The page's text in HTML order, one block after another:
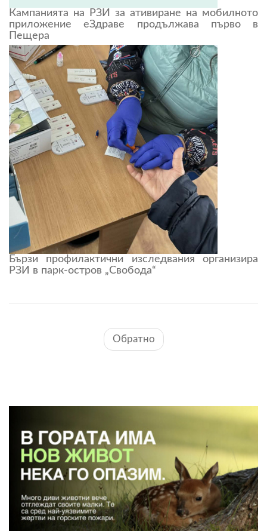
Кампанията на РЗИ за ативиране на мобилното
приложение еЗдраве продължава първо в
Пещера
Бързи профилактични изследвания организира
РЗИ в парк-остров „Свобода“
Обратно